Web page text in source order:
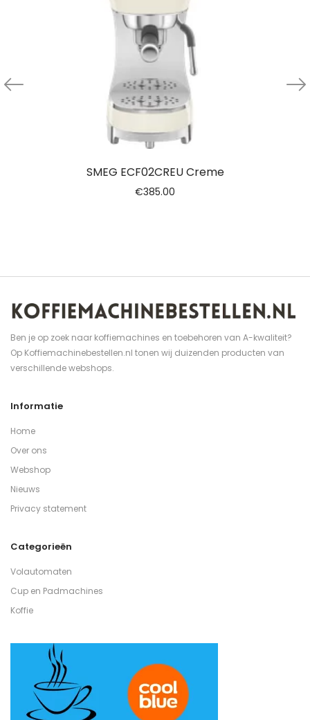
SMEG ECF02CREU Creme
€385.00
Ben je op zoek naar koffiemachines en toebehoren van A-kwaliteit?
Op Koffiemachinebestellen.nl tonen wij duizenden producten van
verschillende webshops.
Informatie
Home
Over ons
Webshop
Nieuws
Privacy statement
Categorieën
Volautomaten
Cup en Padmachines
Koffie